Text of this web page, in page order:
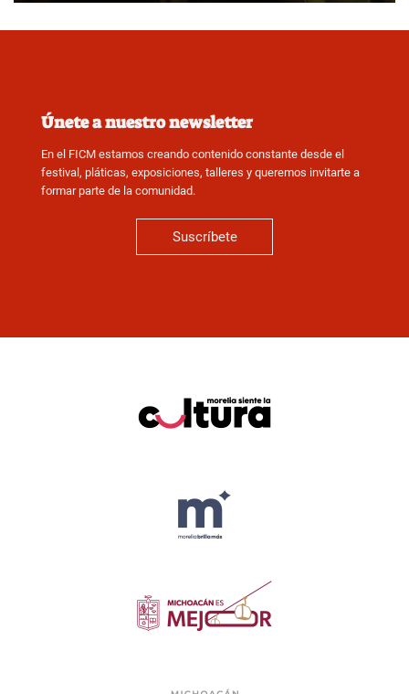
Únete a nuestro newsletter
En el FICM estamos creando contenido constante desde el
festival, pláticas, exposiciones, talleres y queremos invitarte a
formar parte de la comunidad.
Suscríbete